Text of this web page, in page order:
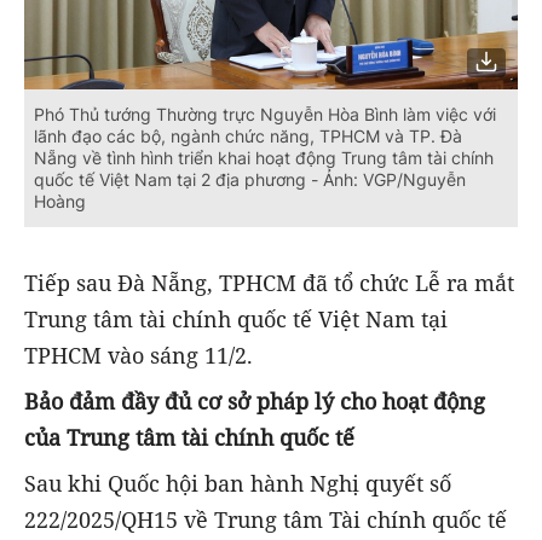
Phó Thủ tướng Thường trực Nguyễn Hòa Bình làm việc với
lãnh đạo các bộ, ngành chức năng, TPHCM và TP. Đà
Nẵng về tình hình triển khai hoạt động Trung tâm tài chính
quốc tế Việt Nam tại 2 địa phương - Ảnh: VGP/Nguyễn
Hoàng
Tiếp sau Đà Nẵng, TPHCM đã tổ chức Lễ ra mắt
Trung tâm tài chính quốc tế Việt Nam tại
TPHCM vào sáng 11/2.
Bảo đảm đầy đủ cơ sở pháp lý cho hoạt động
của Trung tâm tài chính quốc tế
Sau khi Quốc hội ban hành Nghị quyết số
222/2025/QH15 về Trung tâm Tài chính quốc tế